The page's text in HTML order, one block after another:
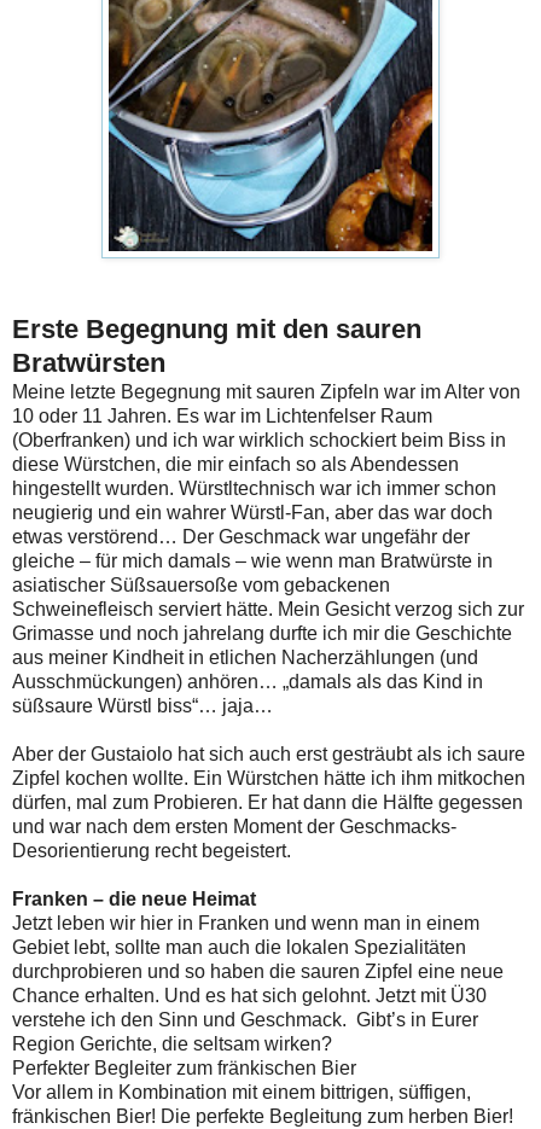
Erste Begegnung mit den sauren
Bratwürsten
Meine letzte Begegnung mit sauren Zipfeln war im Alter von
10 oder 11 Jahren. Es war im Lichtenfelser Raum
(Oberfranken) und ich war wirklich schockiert beim Biss in
diese Würstchen, die mir einfach so als Abendessen
hingestellt wurden. Würstltechnisch war ich immer schon
neugierig und ein wahrer Würstl-Fan, aber das war doch
etwas verstörend… Der Geschmack war ungefähr der
gleiche – für mich damals – wie wenn man Bratwürste in
asiatischer Süßsauersoße vom gebackenen
Schweinefleisch serviert hätte. Mein Gesicht verzog sich zur
Grimasse und noch jahrelang durfte ich mir die Geschichte
aus meiner Kindheit in etlichen Nacherzählungen (und
Ausschmückungen) anhören… „damals als das Kind in
süßsaure Würstl biss“… jaja…
Aber der Gustaiolo hat sich auch erst gesträubt als ich saure
Zipfel kochen wollte. Ein Würstchen hätte ich ihm mitkochen
dürfen, mal zum Probieren. Er hat dann die Hälfte gegessen
und war nach dem ersten Moment der Geschmacks-
Desorientierung recht begeistert.
Franken – die neue Heimat
Jetzt leben wir hier in Franken und wenn man in einem
Gebiet lebt, sollte man auch die lokalen Spezialitäten
durchprobieren und so haben die sauren Zipfel eine neue
Chance erhalten. Und es hat sich gelohnt. Jetzt mit Ü30
verstehe ich den Sinn und Geschmack. Gibt’s in Eurer
Region Gerichte, die seltsam wirken?
Perfekter Begleiter zum fränkischen Bier
Vor allem in Kombination mit einem bittrigen, süffigen,
fränkischen Bier! Die perfekte Begleitung zum herben Bier!